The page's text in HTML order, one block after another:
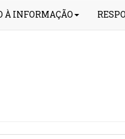
À INFORMAÇÃO